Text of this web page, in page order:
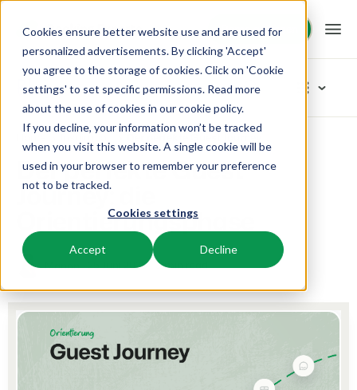
Cookies ensure better website use and are used for
personalized advertisements. By clicking 'Accept'
you agree to the storage of cookies. Click on 'Cookie
settings' to set specific permissions. Read more
about the use of cookies in our cookie policy.
If you decline, your information won’t be tracked
when you visit this website. A single cookie will be
used in your browser to remember your preference
not to be tracked.
Cookies settings
Accept Decline
Demo anfragen
Demo anfragen
Plattform
BEX PMS
PMS
Verwalte alle Backoffice Abläufe.
Vermarkte dein Angebot auf verschiedenen Channels.
App Store
Verbinde dich mit deinen Lieblingsapps und -tools.
Unsere Lösungen
BEX für:
Ferienhäuser, Bungalows, Mobilheime und Weinfässer.
Stellplätze, Camping, Glamping und Zelten.
Resorts
Ski-, Wellness-, Golf- und Tauchresorts.
Ressourcen
Wissenswertes
BEX Educate | Pro
Weiter lernen, weiter führen in der Freizeitbranche
Neuigkeiten der Branche und wertvolle Tipps
Preise
Kundenstories
Übersicht
Für Ferienparks
Blog
Artikel-Kategorien
Neu
Bereit für Innovation
Produkt
Von der Idee bis hin zur Lösung
Team und Unternehmenskultur
Marketing
Tipps und Best Practices
Partners
Home Inspiration
Der perfekte Guest
Journey: die
Orientierungsphase
Manon 25 Juni 2025 3 min read